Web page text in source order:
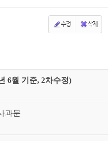
수정 삭제
6월 기준, 2차수정)
과문